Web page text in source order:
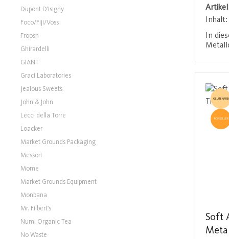
Dupont D'Isigny
Foco/Fiji/Voss
Froosh
Ghirardelli
GIANT
Graci Laboratories
Jealous Sweets
John & John
Lecci della Torre
Loacker
Market Grounds Packaging
Messori
Mome
Market Grounds Equipment
Monbana
Mr. Filbert's
Numi Organic Tea
No Waste
Inhalt:
In
46 %
16 %
diese
süß,
GLUTENFREI
TOPSELLER
Soft